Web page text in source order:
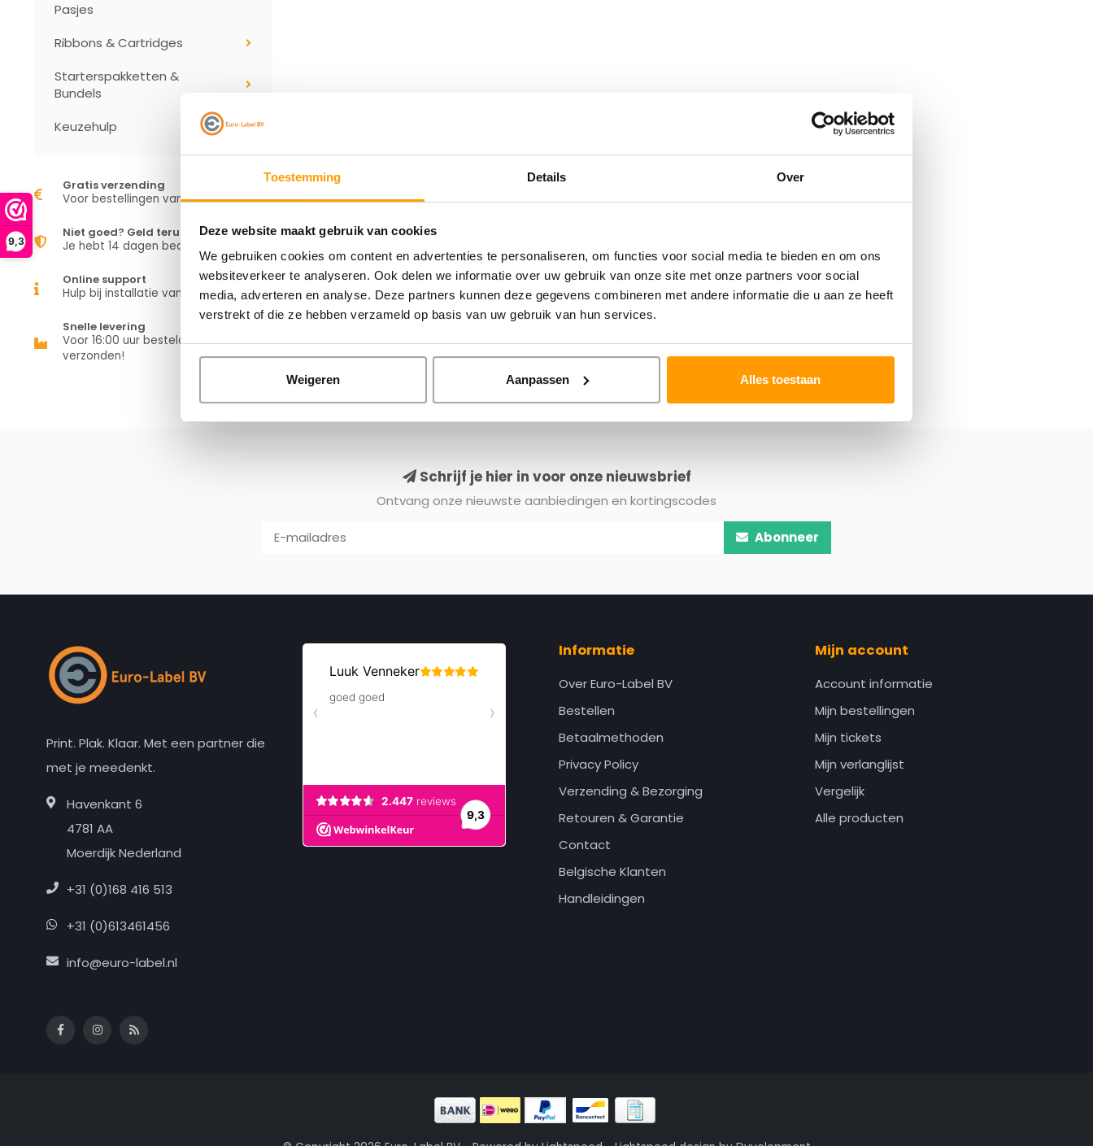
Toestemming Details Over
Deze website maakt gebruik van cookies
We gebruiken cookies om content en advertenties te personaliseren, om functies voor social media te bieden en om ons
websiteverkeer te analyseren. Ook delen we informatie over uw gebruik van onze site met onze partners voor social
media, adverteren en analyse. Deze partners kunnen deze gegevens combineren met andere informatie die u aan ze heeft
verstrekt of die ze hebben verzameld op basis van uw gebruik van hun services.
Weigeren Aanpassen Alles toestaan
9,3
Pasjes
Ribbons & Cartridges
Starterspakketten &
Bundels
Keuzehulp
Gratis verzending
Voor bestellingen vanaf €50,00
Niet goed? Geld terug
Je hebt 14 dagen bedenktijd
Online support
Hulp bij installatie van je apparaat
Snelle levering
Voor 16:00 uur besteld is vandaag
verzonden!
Schrijf je hier in voor onze nieuwsbrief
Ontvang onze nieuwste aanbiedingen en kortingscodes
Abonneer
Print. Plak. Klaar. Met een partner die
met je meedenkt.
Havenkant 6
4781 AA
Moerdijk Nederland
+31 (0)168 416 513
+31 (0)613461456
info@euro-label.nl
Informatie
Over Euro-Label BV
Bestellen
Betaalmethoden
Privacy Policy
Verzending & Bezorging
Retouren & Garantie
Contact
Belgische Klanten
Handleidingen
Mijn account
Account informatie
Mijn bestellingen
Mijn tickets
Mijn verlanglijst
Vergelijk
Alle producten